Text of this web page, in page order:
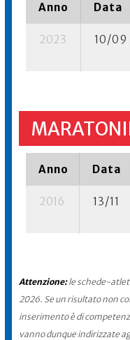
Anno Data
2023 10/09
Anno Data
2016 13/11
Attenzione:le schede-
2026. Se un risultato non
inserimento è di
vanno dunque indirizzate